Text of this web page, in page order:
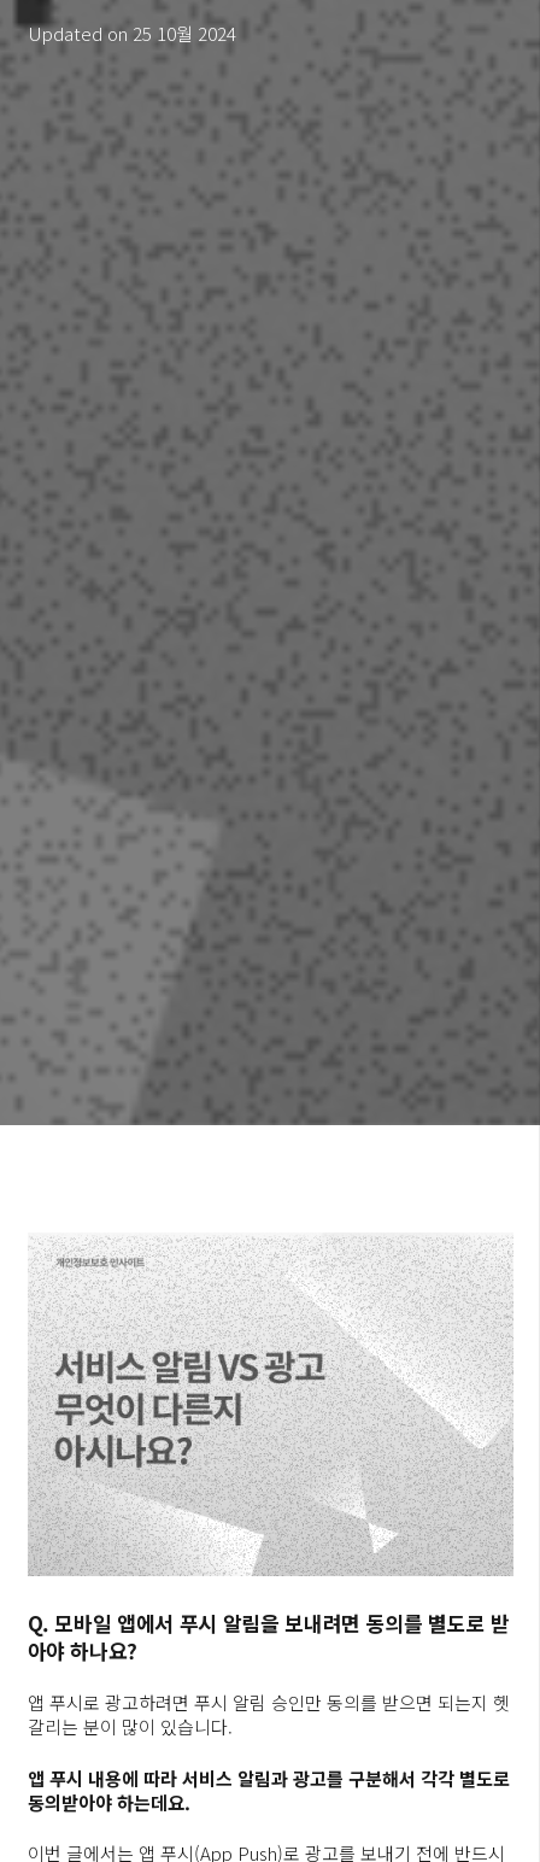
Updated on 25 10월 2024
Q. 모바일 앱에서 푸시 알림을 보내려면 동의를 별도로 받
아야 하나요?
앱 푸시로 광고하려면 푸시 알림 승인만 동의를 받으면 되는지 헷
갈리는 분이 많이 있습니다.
앱 푸시 내용에 따라 서비스 알림과 광고를 구분해서 각각 별도로
동의받아야 하는데요.
이번 글에서는 앱 푸시(App Push)로 광고를 보내기 전에 반드시